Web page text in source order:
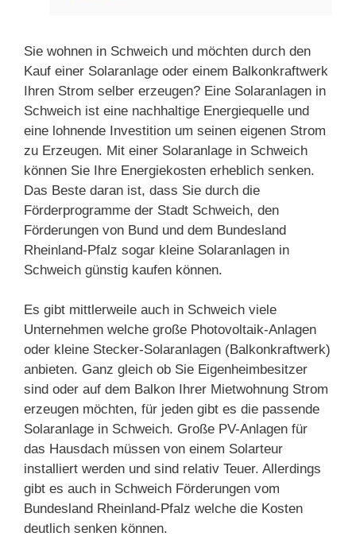
Sie wohnen in Schweich und möchten durch den
Kauf einer Solaranlage oder einem Balkonkraftwerk
Ihren Strom selber erzeugen? Eine Solaranlagen in
Schweich ist eine nachhaltige Energiequelle und
eine lohnende Investition um seinen eigenen Strom
zu Erzeugen. Mit einer Solaranlage in Schweich
können Sie Ihre Energiekosten erheblich senken.
Das Beste daran ist, dass Sie durch die
Förderprogramme der Stadt Schweich, den
Förderungen von Bund und dem Bundesland
Rheinland-Pfalz sogar kleine Solaranlagen in
Schweich günstig kaufen können.
Es gibt mittlerweile auch in Schweich viele
Unternehmen welche große Photovoltaik-Anlagen
oder kleine Stecker-Solaranlagen (Balkonkraftwerk)
anbieten. Ganz gleich ob Sie Eigenheimbesitzer
sind oder auf dem Balkon Ihrer Mietwohnung Strom
erzeugen möchten, für jeden gibt es die passende
Solaranlage in Schweich. Große PV-Anlagen für
das Hausdach müssen von einem Solarteur
installiert werden und sind relativ Teuer. Allerdings
gibt es auch in Schweich Förderungen vom
Bundesland Rheinland-Pfalz welche die Kosten
deutlich senken können.